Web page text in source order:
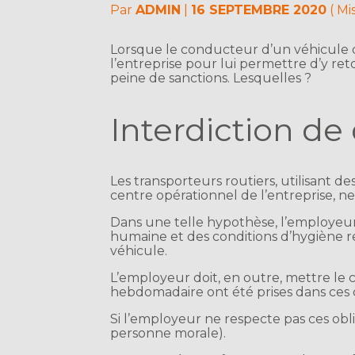
ParADMIN 16 SEPTEMBRE 2020 (
Lorsque le conducteur d’un
l’entreprise pour lui permettre d’y
peine de sanctions. Lesquelles ?
Interdiction de
Les transporteurs routiers, utilisant
centre opérationnel de l’entreprise,
Dans une telle hypothèse,
humaine et des conditions d’hygiène
véhicule.
L’employeur doit, en outre, mettre
hebdomadaire ont été prises dans ces
Si l’employeur ne respecte pas ces
personne morale).